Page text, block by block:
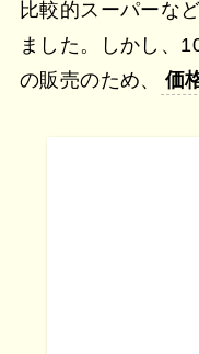
比較的スーパーな
ました。しかし、
の販売のため、
価